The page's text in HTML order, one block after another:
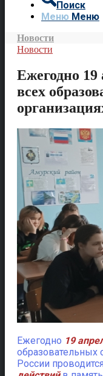
Поиск
Меню Меню
Новости
Новости
Ежегодно 19
всех
Ежегодно 19
образовательных
России проводится